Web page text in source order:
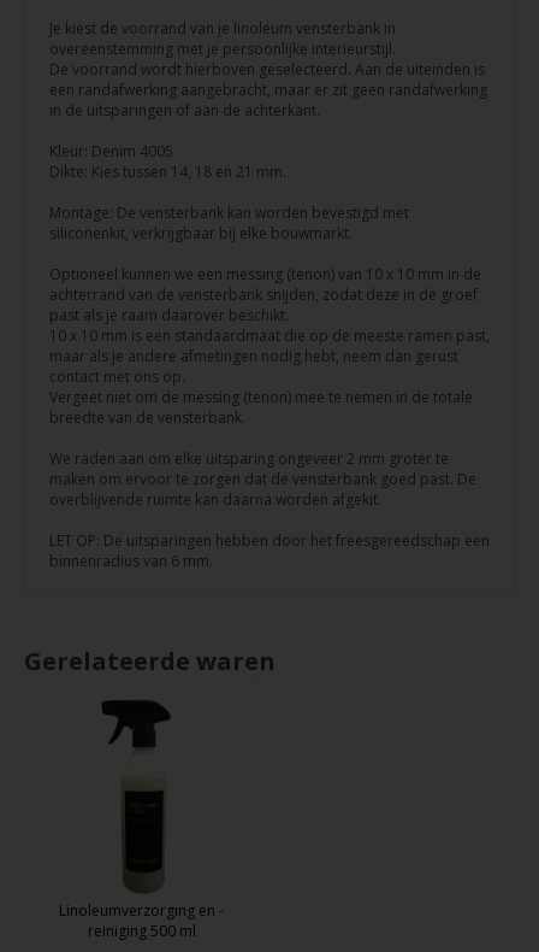
Je kiest de voorrand van je linoleum vensterbank in
overeenstemming met je persoonlijke interieurstijl.
De voorrand wordt hierboven geselecteerd. Aan de uiteinden is
een randafwerking aangebracht, maar er zit geen randafwerking
in de uitsparingen of aan de achterkant.
Kleur: Denim 4005
Dikte: Kies tussen 14, 18 en 21 mm.
Montage: De vensterbank kan worden bevestigd met
siliconenkit, verkrijgbaar bij elke bouwmarkt.
Optioneel kunnen we een messing (tenon) van 10 x 10 mm in de
achterrand van de vensterbank snijden, zodat deze in de groef
past als je raam daarover beschikt.
10 x 10 mm is een standaardmaat die op de meeste ramen past,
maar als je andere afmetingen nodig hebt, neem dan gerust
contact met ons op.
Vergeet niet om de messing (tenon) mee te nemen in de totale
breedte van de vensterbank.
We raden aan om elke uitsparing ongeveer 2 mm groter te
maken om ervoor te zorgen dat de vensterbank goed past. De
overblijvende ruimte kan daarna worden afgekit.
LET OP: De uitsparingen hebben door het freesgereedschap een
binnenradius van 6 mm.
Gerelateerde waren
Linoleumverzorging en -
reiniging 500 ml